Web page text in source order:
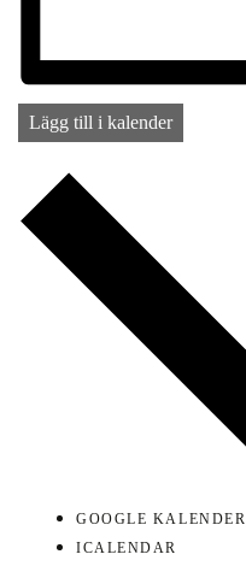
Lägg till i kalender
GOOGLE KALENDER
ICALENDAR